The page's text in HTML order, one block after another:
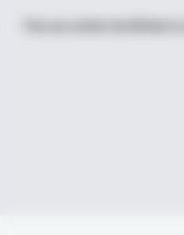
Pas uw cookie instellingen